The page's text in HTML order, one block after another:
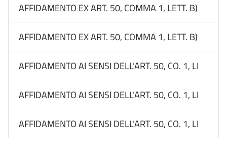
AFFIDAMENTO EX ART. 50, COMMA 1, LETT. B) DEL
AFFIDAMENTO EX ART. 50, COMMA 1, LETT. B) DEL
AFFIDAMENTO AI SENSI DELL’ART. 50, CO. 1, LETT.
AFFIDAMENTO AI SENSI DELL’ART. 50, CO. 1, LETT.
AFFIDAMENTO AI SENSI DELL’ART. 50, CO. 1, LETT.